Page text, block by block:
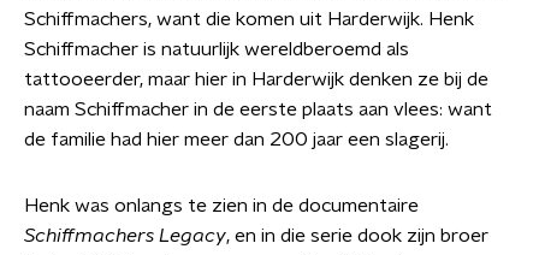
Schiffmachers, want die komen uit Harderwijk. Henk
Schiffmacher is natuurlijk wereldberoemd als
tattooeerder, maar hier in Harderwijk denken ze bij de
naam Schiffmacher in de eerste plaats aan vlees: want
de familie had hier meer dan 200 jaar een slagerij.
Henk was onlangs te zien in de documentaire
Schiffmachers Legacy, en in die serie dook zijn broer